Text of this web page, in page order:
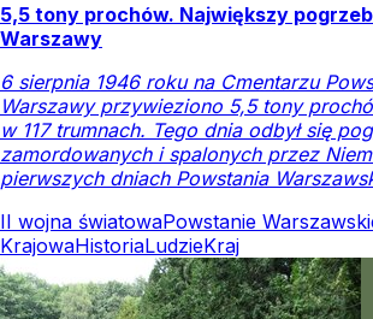
5,5 tony prochów. Największy
Warszawy
6 sierpnia 1946 roku na Cmentarzu
Warszawy przywieziono 5,5 tony
w 117 trumnach. Tego dnia odbył się
zamordowanych i spalonych przez
pierwszych dniach Powstania
II wojna światowaPowstanie
KrajowaHistoriaLudzieKraj